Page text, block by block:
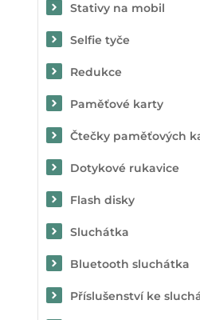
Stativy na mobil
Selfie tyče
Redukce
Paměťové karty
Čtečky paměťových
Dotykové rukavice
Flash disky
Sluchátka
Bluetooth sluchátka
Příslušenství ke